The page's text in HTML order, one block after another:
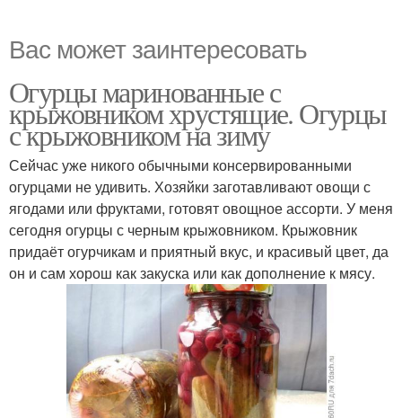
Вас может заинтересовать
Огурцы маринованные с
крыжовником хрустящие. Огурцы
с крыжовником на зиму
Сейчас уже никого обычными консервированными
огурцами не удивить. Хозяйки заготавливают овощи с
ягодами или фруктами, готовят овощное ассорти. У меня
сегодня огурцы с черным крыжовником. Крыжовник
придаёт огурчикам и приятный вкус, и красивый цвет, да
он и сам хорош как закуска или как дополнение к мясу.